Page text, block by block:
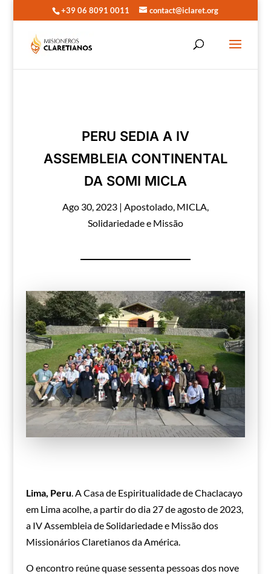
+39 06 8091 0011 contact@iclaret.org
PERU SEDIA A IV
ASSEMBLEIA CONTINENTAL
DA SOMI MICLA
Ago 30, 2023| Apostolado, MICLA,
Solidariedade e Missão
Lima, Peru. A Casa de Espiritualidade de Chaclacayo
em Lima acolhe, a partir do dia 27 de agosto de 2023,
a IV Assembleia de Solidariedade e Missão dos
Missionários Claretianos da América.
O encontro reúne quase sessenta pessoas dos nove